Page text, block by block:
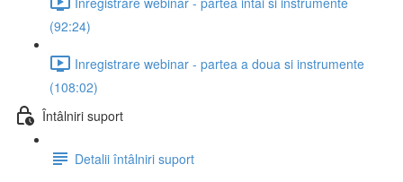
(92:24)
Inregistrare webinar - partea a doua si instrumente
(108:02)
Întâlniri suport
Detalii întâlniri suport